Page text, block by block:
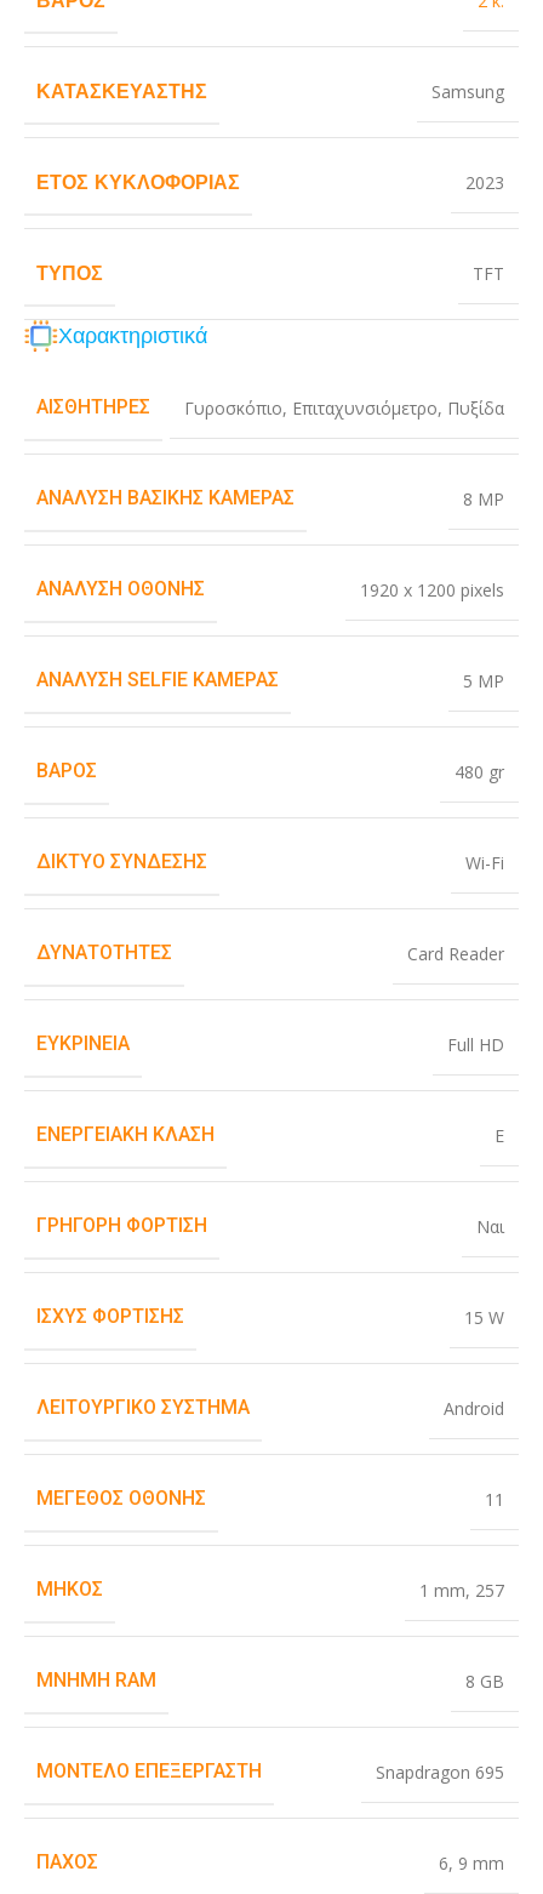
ΚΑΤΑΣΚΕΥΑΣΤΉΣ Samsung
ΈΤΟΣ ΚΥΚΛΟΦΟΡΊΑΣ 2023
ΤΎΠΟΣ TFT
Χαρακτηριστικά
ΑΙΣΘΗΤΉΡΕΣ Γυροσκόπιο, Επιταχυνσιόμετρο, Πυξίδα
ΑΝΆΛΥΣΗ ΒΑΣΙΚΉΣ ΚΆΜΕΡΑΣ 8 MP
ΑΝΆΛΥΣΗ ΟΘΌΝΗΣ 1920 x 1200 pixels
ΑΝΆΛΥΣΗ SELFIE ΚΆΜΕΡΑΣ 5 MP
ΒΆΡΟΣ 480 gr
ΔΊΚΤΥΟ ΣΎΝΔΕΣΗΣ Wi-Fi
ΔΥΝΑΤΌΤΗΤΕΣ Card Reader
ΕΥΚΡΊΝΕΙΑ Full HD
ΕΝΕΡΓΕΙΑΚΉ ΚΛΆΣΗ E
ΓΡΉΓΟΡΗ ΦΌΡΤΙΣΗ Ναι
ΙΣΧΎΣ ΦΌΡΤΙΣΗΣ 15 W
ΛΕΙΤΟΥΡΓΙΚΌ ΣΎΣΤΗΜΑ Android
ΜΈΓΕΘΟΣ ΟΘΌΝΗΣ 11
ΜΉΚΟΣ 1 mm, 257
ΜΝΉΜΗ RAM 8 GB
ΜΟΝΤΈΛΟ ΕΠΕΞΕΡΓΑΣΤΉ Snapdragon 695
ΠΆΧΟΣ 6, 9 mm